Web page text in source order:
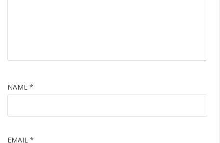
NAME *
EMAIL *